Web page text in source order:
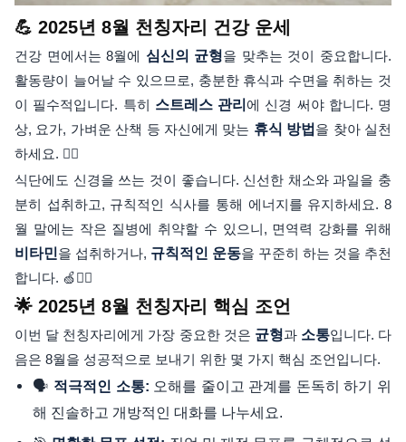
💪 2025년 8월 천칭자리 건강 운세
건강 면에서는 8월에 심신의 균형을 맞추는 것이 중요합니다.
활동량이 늘어날 수 있으므로, 충분한 휴식과 수면을 취하는 것
이 필수적입니다. 특히 스트레스 관리 에 신경 써야 합니다. 명
상, 요가, 가벼운 산책 등 자신에게 맞는 휴식 방법 을 찾아 실천
하세요. 🧘‍♀️
식단에도 신경을 쓰는 것이 좋습니다. 신선한 채소와 과일을 충
분히 섭취하고, 규칙적인 식사를 통해 에너지를 유지하세요. 8
월 말에는 작은 질병에 취약할 수 있으니, 면역력 강화를 위해
비타민을 섭취하거나, 규칙적인 운동을 꾸준히 하는 것을 추천
합니다. 🍏🏃‍♀️
🌟 2025년 8월 천칭자리 핵심 조언
이번 달 천칭자리에게 가장 중요한 것은 균형과 소통입니다. 다
음은 8월을 성공적으로 보내기 위한 몇 가지 핵심 조언입니다.
🗣️ 적극적인 소통: 오해를 줄이고 관계를 돈독히 하기 위
해 진솔하고 개방적인 대화를 나누세요.